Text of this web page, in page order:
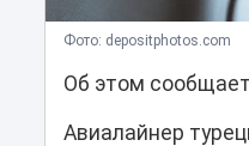
Фото: depositphotos.com
Об этом
Авиалайнер